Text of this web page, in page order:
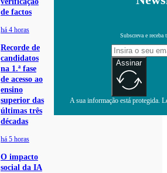
de factos
há 4 horas
Recorde de
candidatos
na 1.ª fase
de acesso ao
ensino
superior das
últimas três
décadas
há 5 horas
O impacto
social da IA
Subscreva e receba
Assinar
A sua informação está protegida.